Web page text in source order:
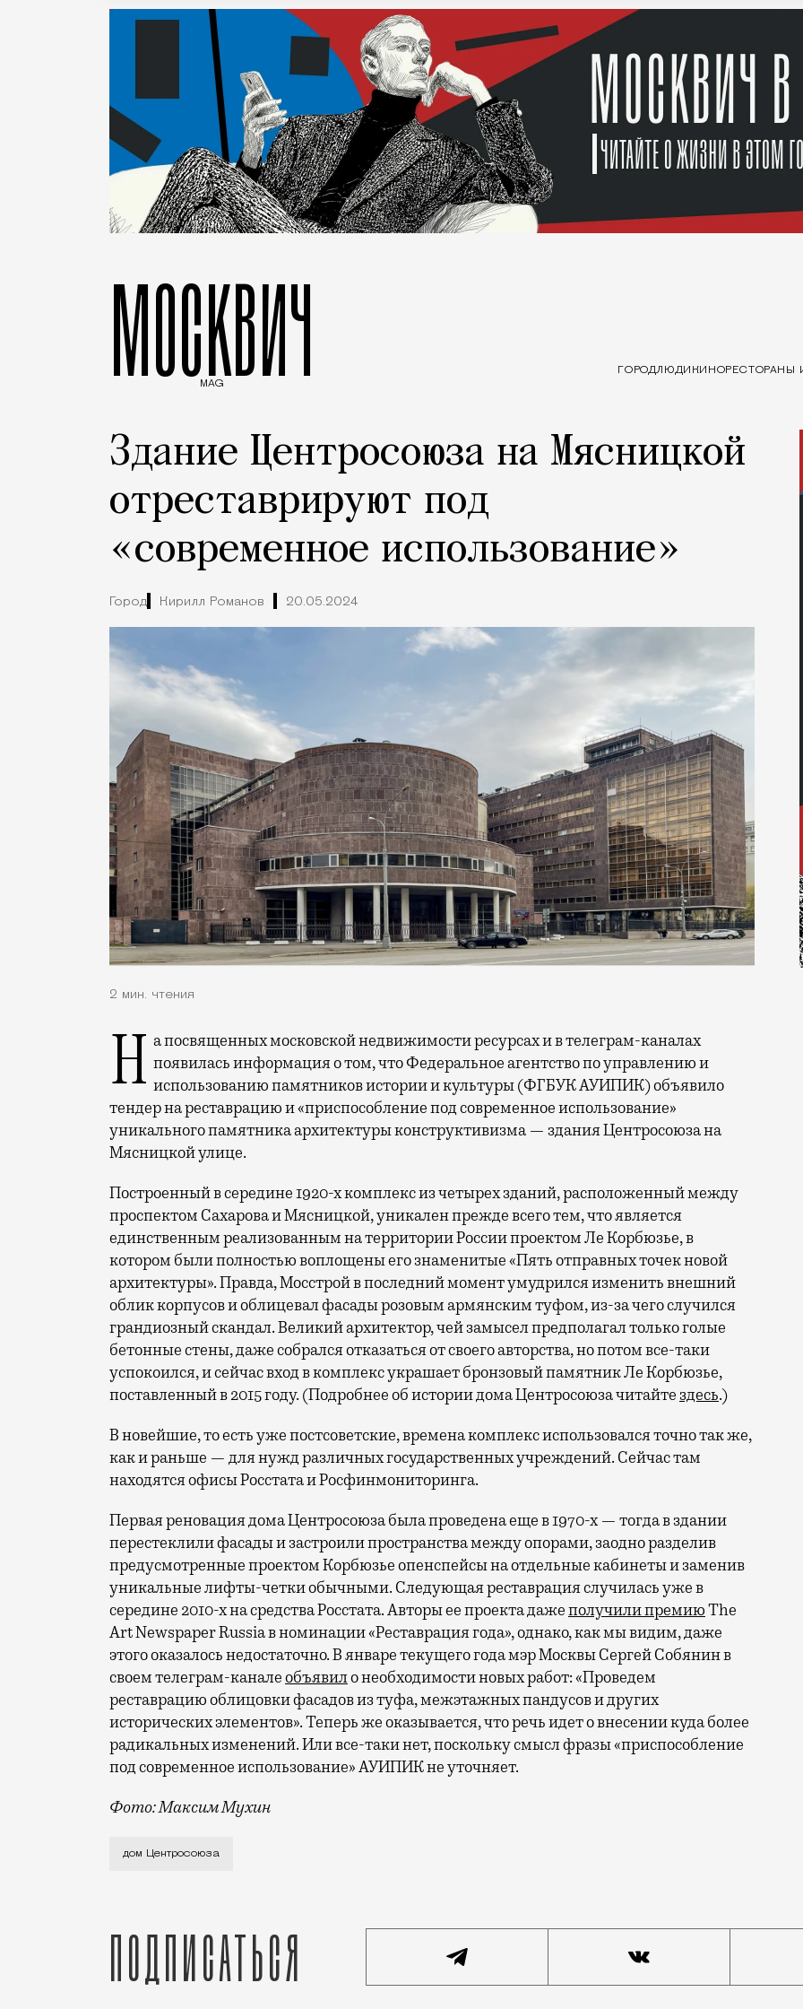
МОСКВИЧ
MAG
ГОРОДЛЮДИ КИНОРЕСТОРАНЫ
Здание Центросоюза на Мясницкой
отреставрируют под
«современное использование»
Город Кирилл Романов 20.05.2024
2 мин. чтения
На посвященных московской недвижимости ресурсах и в телеграм-каналах появилась информация о том, что Федеральное агентство по управлению и
использованию памятников истории и культуры (ФГБУК АУИПИК) объявило
тендер на реставрацию и «приспособление под современное использование»
уникального памятника архитектуры конструктивизма — здания Центросоюза на
Мясницкой улице.
Построенный в середине 1920-х комплекс из четырех зданий, расположенный между
проспектом Сахарова и Мясницкой, уникален прежде всего тем, что является
единственным реализованным на территории России проектом Ле Корбюзье, в
котором были полностью воплощены его знаменитые «Пять отправных точек новой
архитектуры». Правда, Мосстрой в последний момент умудрился изменить внешний
облик корпусов и облицевал фасады розовым армянским туфом, из-за чего случился
грандиозный скандал. Великий архитектор, чей замысел предполагал только голые
бетонные стены, даже собрался отказаться от своего авторства, но потом все-таки
успокоился, и сейчас вход в комплекс украшает бронзовый памятник Ле Корбюзье,
поставленный в 2015 году. (Подробнее об истории дома Центросоюза читайте здесь.)
В новейшие, то есть уже постсоветские, времена комплекс использовался точно так же,
как и раньше — для нужд различных государственных учреждений. Сейчас там
находятся офисы Росстата и Росфинмониторинга.
Первая реновация дома Центросоюза была проведена еще в 1970-х — тогда в здании
перестеклили фасады и застроили пространства между опорами, заодно разделив
предусмотренные проектом Корбюзье опенспейсы на отдельные кабинеты и заменив
уникальные лифты-четки обычными. Следующая реставрация случилась уже в
середине 2010-х на средства Росстата. Авторы ее проекта дажеполучили премиюThe
Art Newspaper Russia в номинации «Реставрация года», однако, как мы видим, даже
этого оказалось недостаточно. В январе текущего года мэр Москвы Сергей Собянин в
своем телеграм-каналеобъявило необходимости новых работ: «Проведем
реставрацию облицовки фасадов из туфа, межэтажных пандусов и других
исторических элементов». Теперь же оказывается, что речь идет о внесении куда более
радикальных изменений. Или все-таки нет, поскольку смысл фразы «приспособление
под современное использование» АУИПИК не уточняет.
Фото: Максим Мухин
На посвященных московской недвижимости ресурсах и в телеграм-каналах появилась
дом Центросоюза
Подписаться